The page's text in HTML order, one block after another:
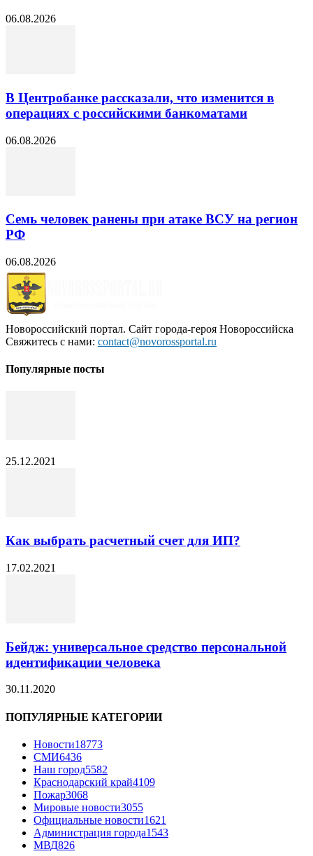
06.08.2026
В Центробанке рассказали, что изменится в
операциях с российскими банкоматами
06.08.2026
Семь человек ранены при атаке ВСУ на регион
РФ
06.08.2026
Новороссийский портал. Сайт города-героя Новороссийска
Свяжитесь с нами: contact@novorossportal.ru
Популярные посты
25.12.2021
Как выбрать расчетный счет для ИП?
17.02.2021
Бейдж: универсальное средство персональной
идентификации человека
30.11.2020
ПОПУЛЯРНЫЕ КАТЕГОРИИ
Новости18773
СМИ6436
Наш город5582
Краснодарский край4109
Пожар3068
Мировые новости3055
Официальные новости1621
Администрация города1543
МВД826